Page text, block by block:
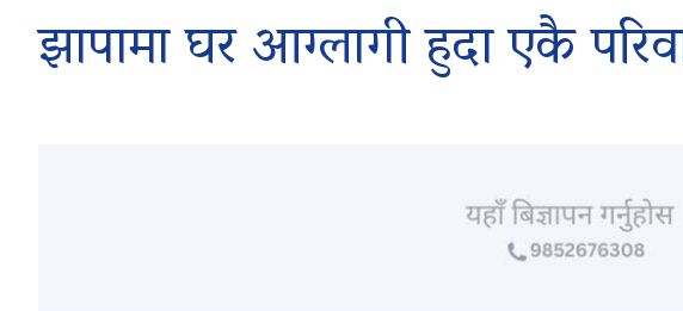
झापामा घर आग्लागी हुदा एकै